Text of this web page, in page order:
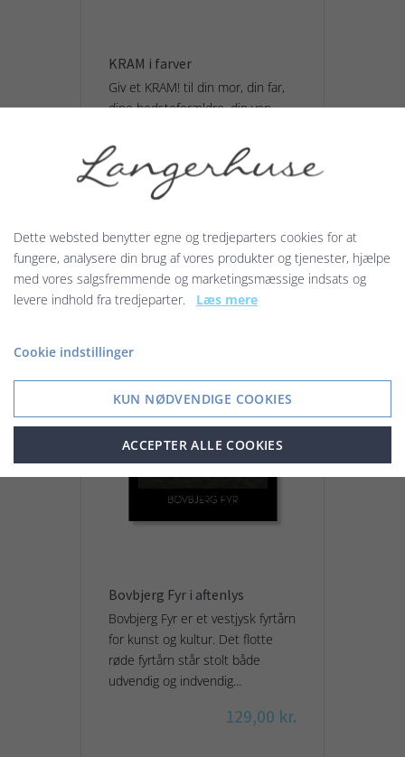
KRAM i farver
Giv et KRAM! til din mor, din far,
dine bedsteforældre, din ven
et KRAM! til en god kollega eller...
Vis produkt
Bovbjerg Fyr i aftenlys
Bovbjerg Fyr er et vestjysk fyrtårn
for kunst og kultur. Det flotte
røde fyrtårn står stolt både
udvendig og indvendig...
129,00 kr.
Dette websted benytter egne og tredjeparters cookies for at
fungere, analysere din brug af vores produkter og tjenester, hjælpe
med vores salgsfremmende og marketingsmæssige indsats og
levere indhold fra tredjeparter. Læs mere
Cookie indstillinger
KUN NØDVENDIGE COOKIES
ACCEPTER ALLE COOKIES